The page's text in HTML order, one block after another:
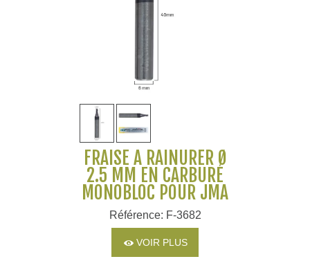
FRAISE À RAINURER Ø
2.5 MM EN CARBURE
MONOBLOC POUR JMA
Référence: F-3682
VOIR PLUS